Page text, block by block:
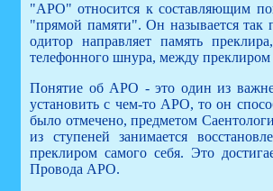
"АРО" относится к составляющим
"прямой памяти". Он называется так
одитор направляет память
телефонного шнура, между
Понятие об АРО - это один из
установить с чем-то АРО, то он
было отмечено, предметом
из ступеней занимается
преклиром самого себя. Это
Провода АРО.